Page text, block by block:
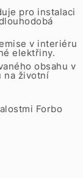
pro instalaci
v interiéru
elektřiny.
obsahu v
na životní
Forbo